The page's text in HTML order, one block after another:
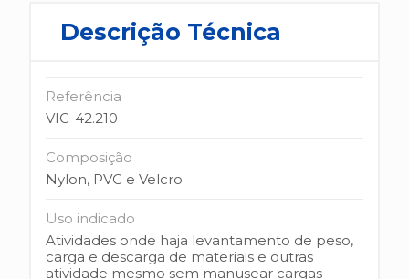
Descrição Técnica
Referência
VIC-42.210
Composição
Nylon, PVC e Velcro
Uso indicado
Atividades onde haja levantamento de peso,
carga e descarga de materiais e outras
atividade mesmo sem manusear cargas